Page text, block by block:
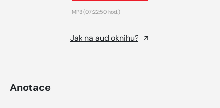
MP3 (07:22:50 hod.)
Jak na audioknihu?
Anotace